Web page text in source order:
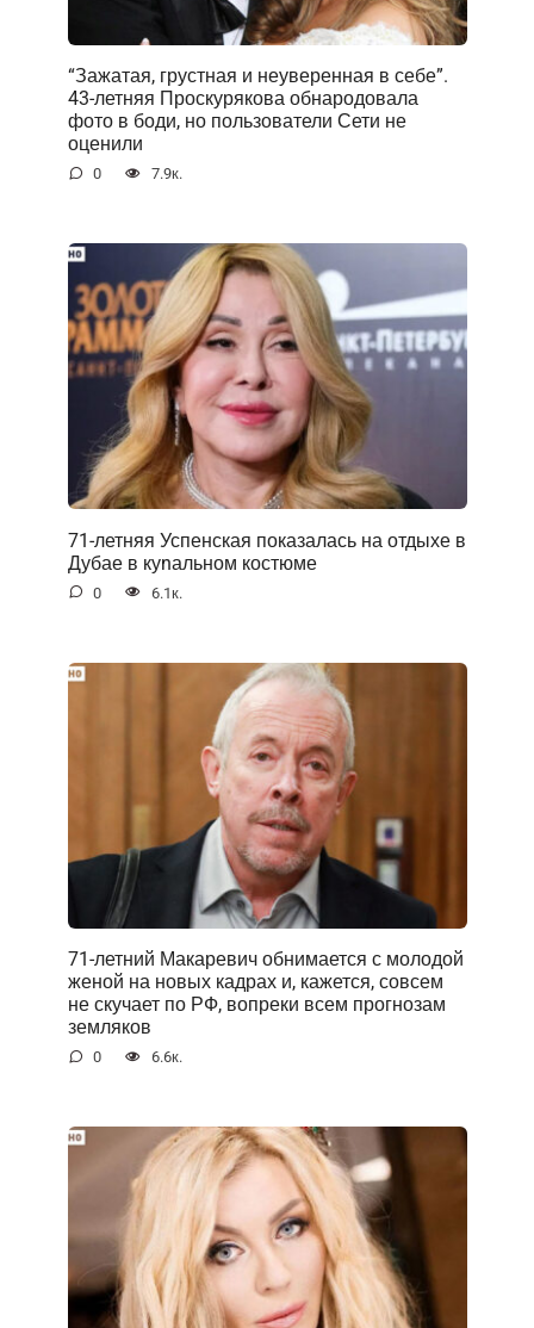
“Зажатая, грустная и неуверенная в себе”.
43-летняя Проскурякова обнародовала
фото в боди, но пользователи Сети не
оценили
0 7.9к.
71-летняя Успенская показалась на отдыхе в
Дубае в куnальном костюме
0 6.1к.
71-летний Макаревич обнимается с молодой
женой на новых кадрах и, кажется, совсем
не скучает по РФ, вопреки всем прогнозам
земляков
0 6.6к.